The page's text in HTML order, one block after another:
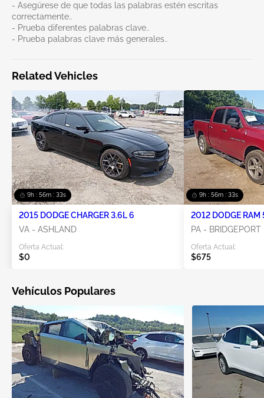
- Asegúrese de que todas las palabras estén escritas
correctamente..
- Prueba diferentes palabras clave..
- Prueba palabras clave más generales..
Related Vehicles
9h : 56m : 33s
2015 DODGE CHARGER 3.6L 6
VA - ASHLAND
Oferta Actual:
$0
9h : 56m : 33s
2012 DODGE RAM
PA - BRIDGEPORT
Oferta Actual:
$675
Vehículos Populares